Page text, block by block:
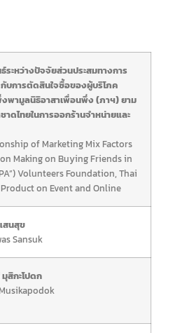
ระหว่างปัจจัยส่วนประสมทางการ
กับการตัดสินใจซื้อของผู้บริโภค
ามูลนิธิอาสาเพื่อนพึ่ง (ภาฯ) ยาม
าดไทยในการออกร้านจำหน่ายและ
of Marketing Mix Factors
Making on Buying Friends in
Volunteers Foundation, Thai
Product on Event and Online
สนสุข
Sansuk
สิกะโปดก